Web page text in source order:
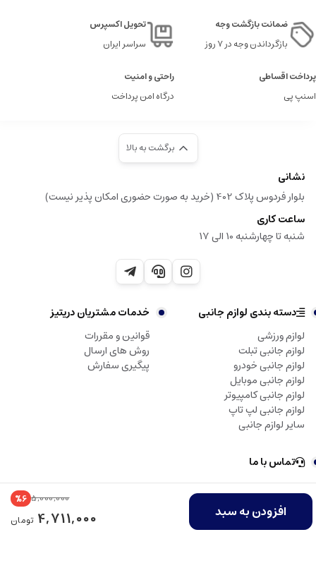
افزودن به سبد
5,000,000
%6
4,711,000 تومان
ضمانت بازگشت وجه
بازگرداندن وجه در ۷ روز
تحویل اکسپرس
سراسر ایران
پرداخت اقساطی
اسنپ پی
راحتی و امنیت
درگاه امن پرداخت
برگشت به بالا
نشانی
بلوار فردوس پلاک 402 (خرید به صورت حضوری امکان پذیر نیست)
ساعت کاری
شنبه تا چهارشنبه 10 الی 17
دسته بندی لوازم جانبی
لوازم ورزشی
لوازم جانبی تبلت
لوازم جانبی خودرو
لوازم جانبی موبایل
لوازم جانبی کامپیوتر
لوازم جانبی لپ تاپ
سایر لوازم جانبی
خدمات مشتریان دریتیز
قوانین و مقررات
روش های ارسال
پیگیری سفارش
تماس با ما
تمامی حقوق مادی و معنوی این سایت متعلق به دریتیز می‌باشد.